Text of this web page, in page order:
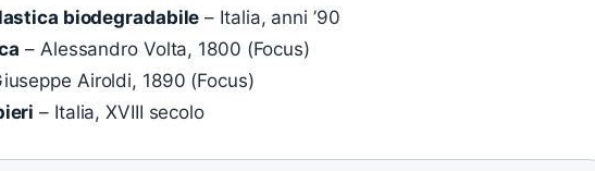
biodegradabile – Italia, anni ’90
– Alessandro Volta, 1800 (Focus)
Airoldi, 1890 (Focus)
– Italia, XVIII secolo